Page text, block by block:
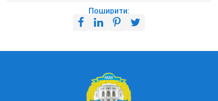
Поширити: